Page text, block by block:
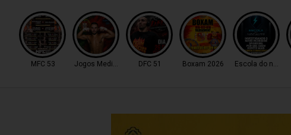
MFC 53 Jogos MediterrâneoDFC 51 Boxam 2026 Escola do